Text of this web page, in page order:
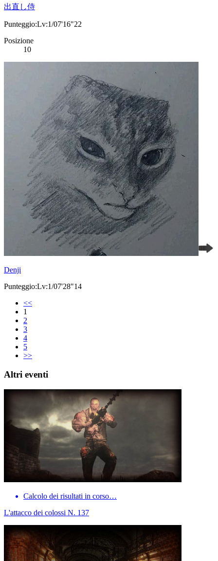
出直し侍
Punteggio:Lv:1/07'16"22
Posizione
10
Denji
Punteggio:Lv:1/07'28"14
<<
1
2
3
4
5
>>
Altri eventi
Calcolo dei risultati in corso…
L'attacco dei colossi N. 137